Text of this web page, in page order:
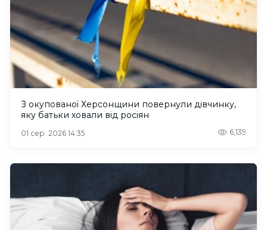
З окупованої Херсонщини повернули дівчинку,
яку батьки ховали від росіян
01 сер. 2026 14:35 6,139